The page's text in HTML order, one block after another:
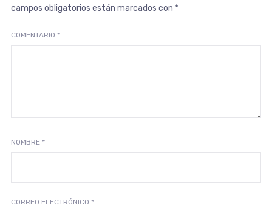
campos obligatorios están marcados con *
COMENTARIO *
NOMBRE *
CORREO ELECTRÓNICO *